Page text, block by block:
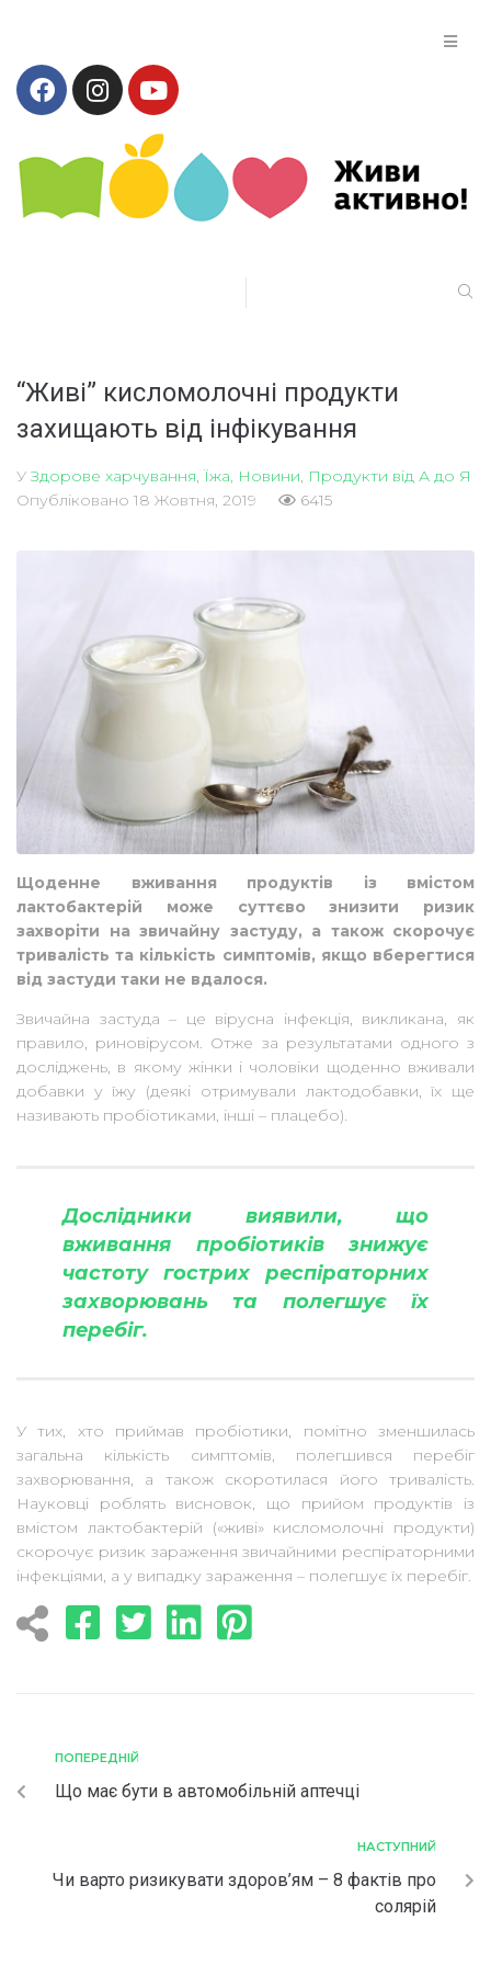
“Живі” кисломолочні продукти
захищають від інфікування
УЗдорове харчування Їжа Новини Продукти від А до Я
Опубліковано 18 Жовтня, 2019 6415
Щоденне вживання продуктів із вмістом
лактобактерій може суттєво знизити ризик
захворіти на звичайну застуду, а також скорочує
тривалість та кількість симптомів, якщо вберегтися
від застуди таки не вдалося.
Звичайна застуда – це вірусна інфекція, викликана, як
правило, риновірусом. Отже за результатами одного з
досліджень, в якому жінки і чоловіки щоденно вживали
добавки у їжу (деякі отримували лактодобавки, їх ще
називають пробіотиками, інші – плацебо).
Дослідники виявили, що
вживання пробіотиків знижує
частоту гострих респіраторних
захворювань та полегшує їх
перебіг.
У тих, хто приймав пробіотики, помітно зменшилась
загальна кількість симптомів, полегшився перебіг
захворювання, а також скоротилася його тривалість.
Науковці роблять висновок, що прийом продуктів із
вмістом лактобактерій («живі» кисломолочні продукти)
скорочує ризик зараження звичайними респіраторними
інфекціями, а у випадку зараження – полегшує їх перебіг.
ПОПЕРЕДНІЙ
Що має бути в автомобільній аптечці
НАСТУПНИЙ
Чи варто ризикувати здоров’ям – 8 фактів про
солярій